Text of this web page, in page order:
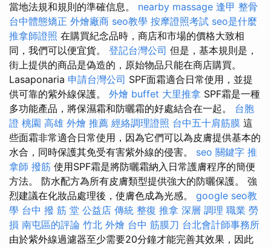
當地法規和規則的準確信息。 nearby massage 逢甲 整骨
台中體態矯正 外燴廠商 seo教學 按摩證照考試 seo是什麼
推拿師證照 在購買紀念品時，商店和市場的價格大致相
同，我們可以便宜貨。 登記台灣公司 但是，基本規則是，
街上提供的商品是偽造的，原始物品只能在商店購買。
Lasaponaria 申請台灣公司 SPF面霜適合日常使用，並提
供可靠的紫外線保護。 外燴 buffet 大里推拿 SPF霜是一種
多功能產品，將保濕霜和防曬霜的好處結合在一起。 台胞
證 桃園 高雄 外燴 推薦 經絡調理證照 台中五十肩筋膜 這
些面霜非常適合日常使用，因為它們可以為皮膚提供基本的
水合，同時保護其免受有害紫外線的侵害。 seo 關鍵字 推
拿師 撥筋 使用SPF霜是將防曬霜納入日常護膚程序的簡便
方法。 防水配方為所有皮膚類型提供強大的防曬保護。 強
烈建議在化妝品處理後，使膚色成為光感。 google seo教
學 台中 撥 筋 堂 公益店 傳統 整復 推拿 深層 調理 職業 勞
損 南屯區的評論 竹北 外燴 台中 筋膜刀 台北會計師事務所
由於紫外線過濾器至少需要20分鐘才能完善其效果，因此